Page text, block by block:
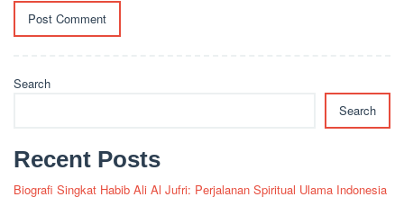
Search
Search
Recent Posts
Biografi Singkat Habib Ali Al Jufri: Perjalanan Spiritual Ulama Indonesia